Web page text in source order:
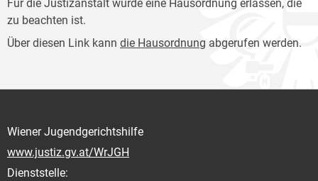
Für die Justizanstalt wurde eine Hausordnung erlassen, die
zu beachten ist.
Über diesen Link kann die Hausordnung abgerufen werden.
Wiener Jugendgerichtshilfe
www.justiz.gv.at/WrJGH
Dienststelle: